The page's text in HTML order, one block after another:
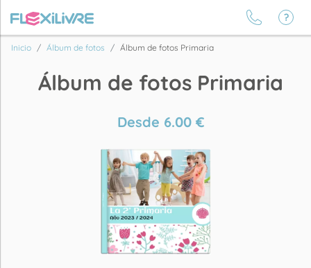
Inicio Álbum de fotos Álbum de fotos Primaria
Álbum de fotos Primaria
Desde 6.00€